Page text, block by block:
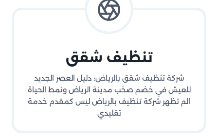
تنظيف شقق
شركة تنظيف شقق بالرياض: دليل العصر الجديد
للعيش في خضم صخب مدينة الرياض ونمط الحياة
الم تظهر شركة تنظيف بالرياض ليس كمقدم خدمة
تقليدي